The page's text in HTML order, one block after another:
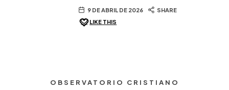
9 DE ABRIL DE 2026
SHARE
LIKE THIS
OBSERVATORIO CRISTIANO